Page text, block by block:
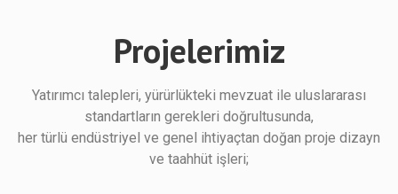
Projelerimiz
Yatırımcı talepleri, yürürlükteki mevzuat ile uluslararası
standartların gerekleri doğrultusunda,
her türlü endüstriyel ve genel ihtiyaçtan doğan proje dizayn
ve taahhüt işleri;